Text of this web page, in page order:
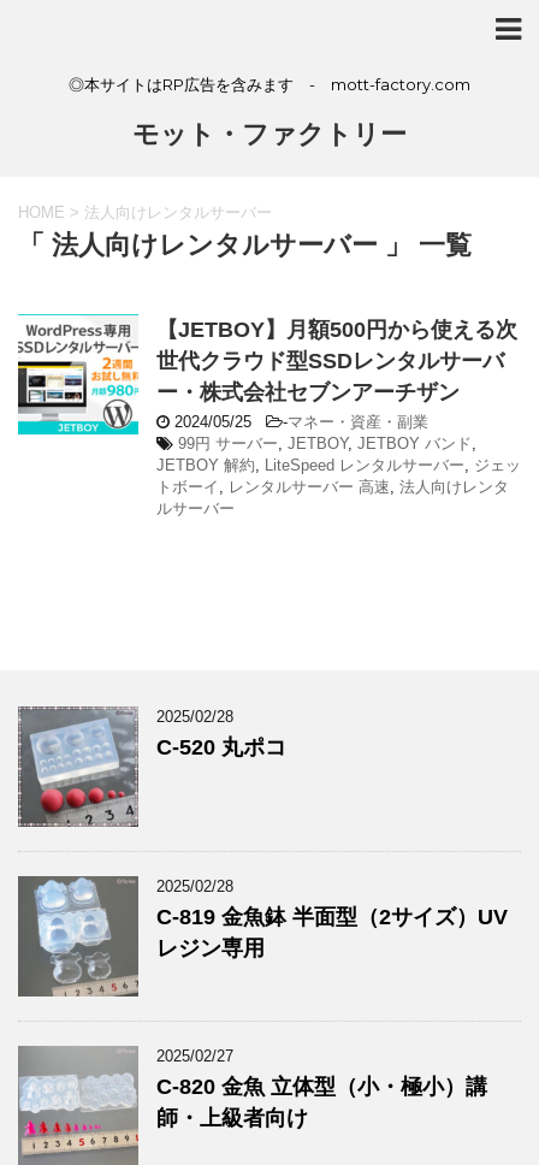
◎本サイトはRP広告を含みます - mott-factory.com
モット・ファクトリー
HOME > 法人向けレンタルサーバー
「 法人向けレンタルサーバー 」 一覧
【JETBOY】月額500円から使える次
世代クラウド型SSDレンタルサーバ
ー・株式会社セブンアーチザン
2024/05/25 -マネー・資産・副業
99円 サーバー, JETBOY, JETBOY バンド,
JETBOY 解約, LiteSpeed レンタルサーバー, ジェッ
トボーイ , レンタルサーバー 高速, 法人向けレンタ
ルサーバー
2025/02/28
C-520 丸ポコ
2025/02/28
C-819 金魚鉢 半面型（2サイズ）UV
レジン専用
2025/02/27
C-820 金魚 立体型（小・極小）講
師・上級者向け